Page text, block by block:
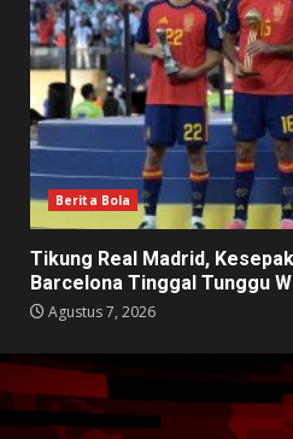
Berita Bola
Tikung Real Madrid,
Barcelona Tinggal Tunggu
Agustus 7, 2026